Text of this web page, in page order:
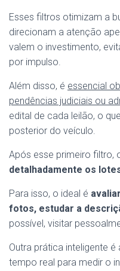
Esses filtros otimizam a
direcionam a atenção
valem o investimento,
por impulso.
Além disso, é essencial
pendências judiciais ou
edital de cada leilão, o
posterior do veículo.
Após esse primeiro filtro,
detalhadamente os
Para isso, o ideal é
fotos, estudar a
possível, visitar
Outra prática inteligente
tempo real para medir o